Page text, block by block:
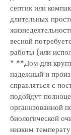
септик или
длительных
весной
работы (или
* **Дом для
надежный и
справляться с
подойдут
организованной
биологической
низким